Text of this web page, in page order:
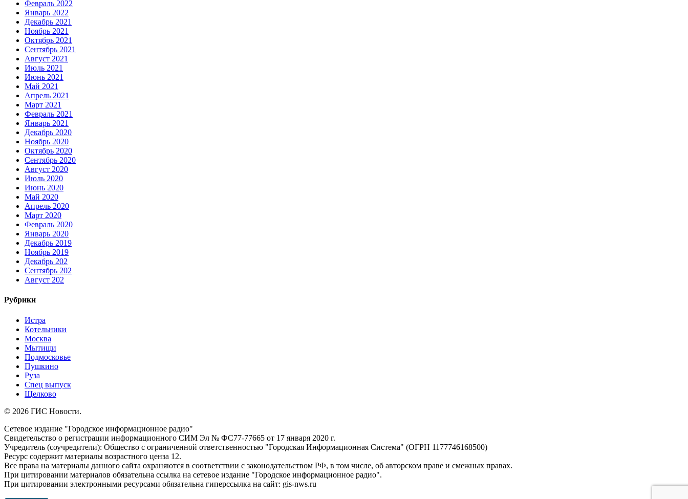
Февраль 2022
Январь 2022
Декабрь 2021
Ноябрь 2021
Октябрь 2021
Сентябрь 2021
Август 2021
Июль 2021
Июнь 2021
Май 2021
Апрель 2021
Март 2021
Февраль 2021
Январь 2021
Декабрь 2020
Ноябрь 2020
Октябрь 2020
Сентябрь 2020
Август 2020
Июль 2020
Июнь 2020
Май 2020
Апрель 2020
Март 2020
Февраль 2020
Январь 2020
Декабрь 2019
Ноябрь 2019
Декабрь 202
Сентябрь 202
Август 202
Рубрики
Истра
Котельники
Москва
Мытищи
Подмосковье
Пушкино
Руза
Спец выпуск
Щелково
© 2026 ГИС Новости.
Сетевое издание "Городское информационное радио"
Свидетельство о регистрации информационного СИМ Эл № ФС77-77665 от 17 января 2020 г.
Учредитель (соучредители): Общество с ограниченной ответственностью "Городская Информационная Система" (ОГРН 1177746168500)
Ресурс содержит материалы возрастного ценза 12.
Все права на материалы данного сайта охраняются в соответствии с законодательством РФ, в том числе, об авторском праве и смежных правах.
При цитировании материалов обязательна ссылка на сетевое издание "Городское информационное радио".
При цитировании электронными ресурсами обязательна гиперссылка на сайт: gis-nws.ru